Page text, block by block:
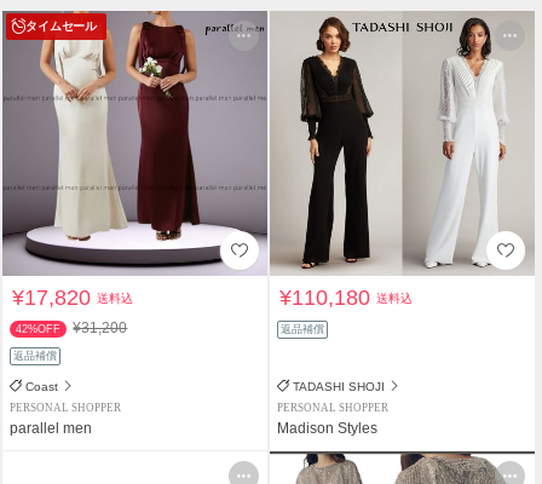
タイムセール
¥17,820送料込
42%OFF ¥31,200
返品補償
Coast
PERSONAL SHOPPER
parallel men
¥110,180送料込
返品補償
TADASHI SHOJI
PERSONAL SHOPPER
Madison Styles